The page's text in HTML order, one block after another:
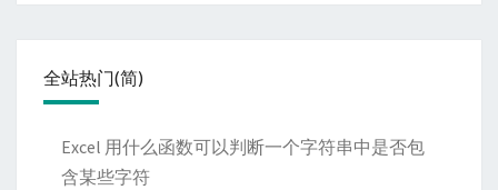
全站热门(简)
Excel 用什么函数可以判断一个字符串中是否包
含某些字符